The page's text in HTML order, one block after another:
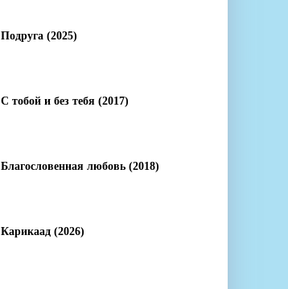
Подруга (2025)
С тобой и без тебя (2017)
Благословенная любовь (2018)
Карикаад (2026)